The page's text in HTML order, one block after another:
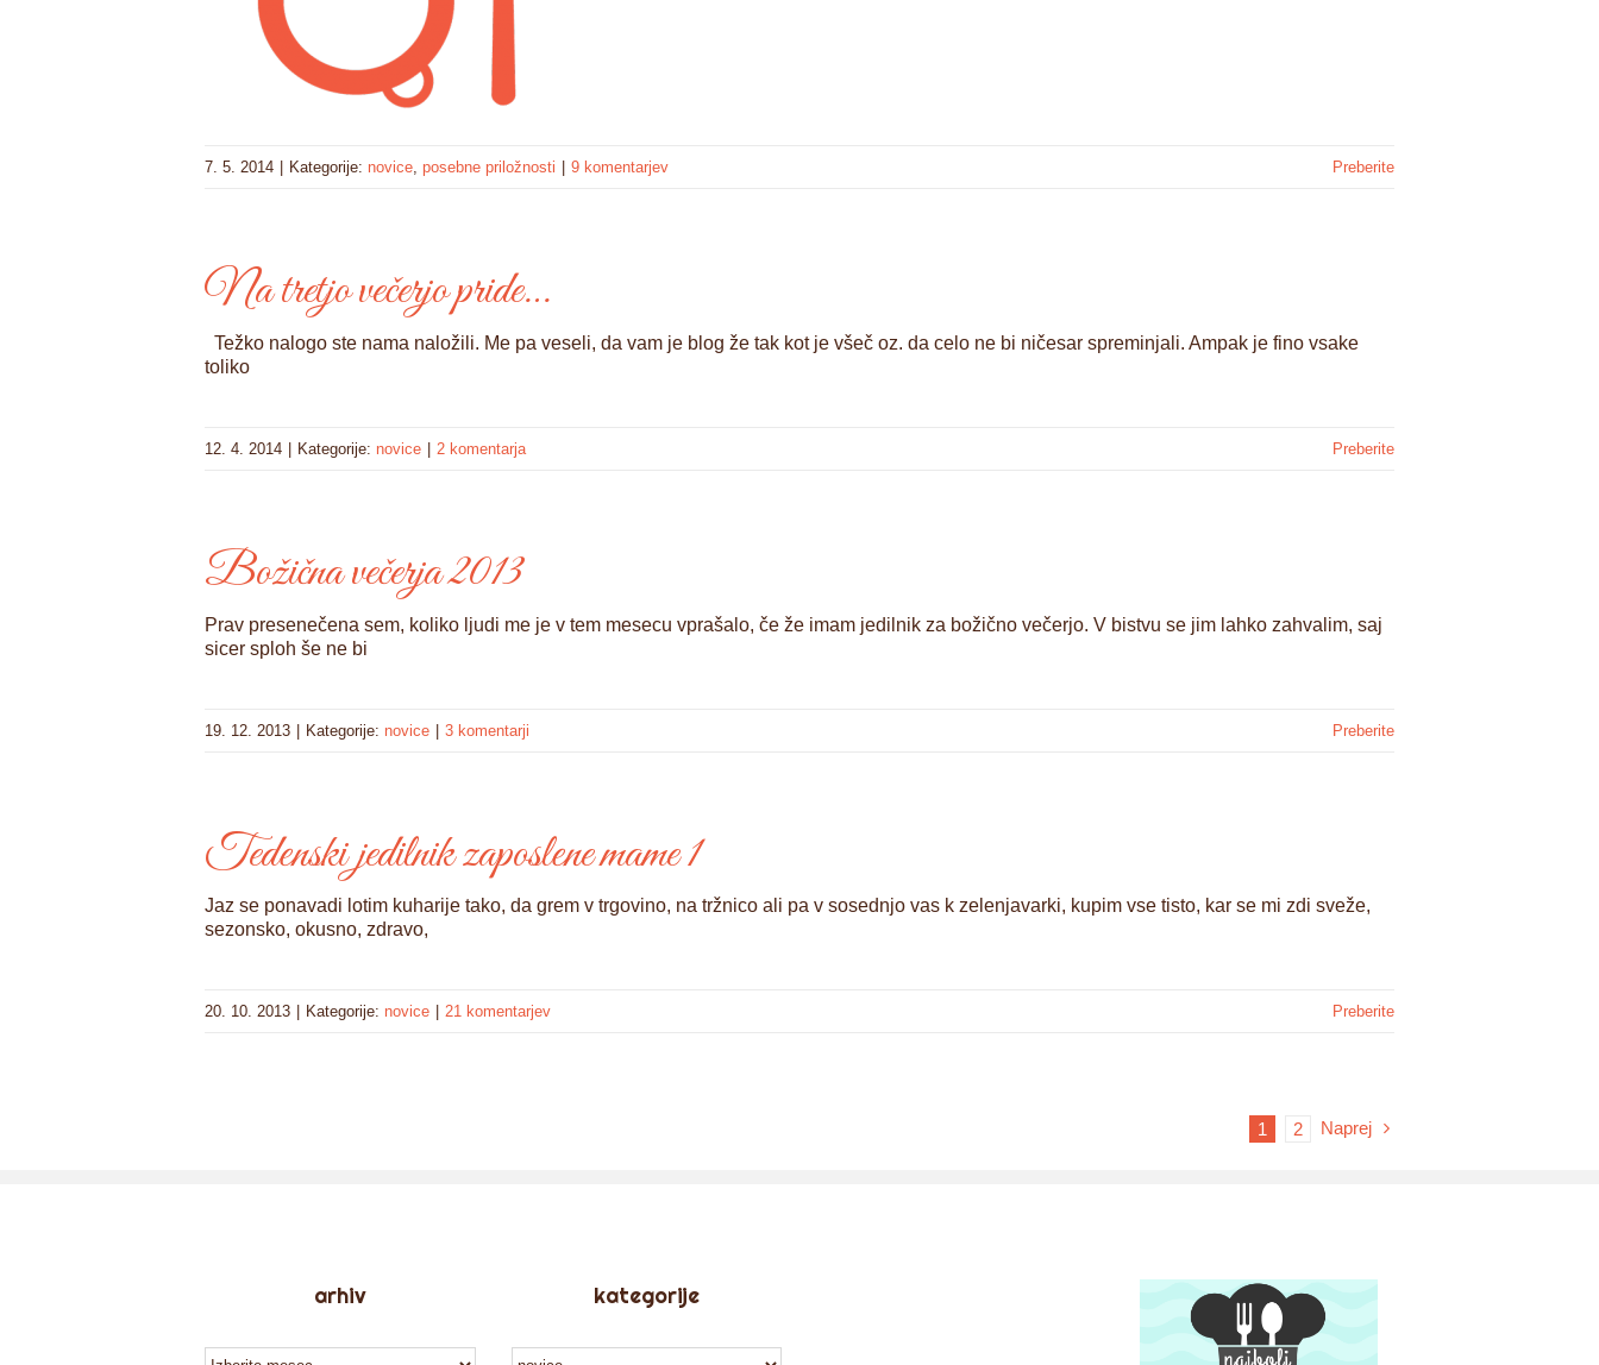
7. 5. 2014 Kategorije: novice, posebne priložnosti 9 komentarjev Preberite
Na tretjo večerjo pride…
Težko nalogo ste nama naložili. Me pa veseli, da vam je blog že tak kot je všeč oz. da celo ne bi ničesar spreminjali. Ampak je fino vsake
toliko
12. 4. 2014 Kategorije: novice 2 komentarja Preberite
Božična večerja 2013
Prav presenečena sem, koliko ljudi me je v tem mesecu vprašalo, če že imam jedilnik za božično večerjo. V bistvu se jim lahko zahvalim, saj
sicer sploh še ne bi
19. 12. 2013 | Kategorije: novice | 3 komentarji Preberite
Tedenski jedilnik zaposlene mame 1
Jaz se ponavadi lotim kuharije tako, da grem v trgovino, na tržnico ali pa v sosednjo vas k zelenjavarki, kupim vse tisto, kar se mi zdi sveže,
sezonsko, okusno, zdravo,
20. 10. 2013 Kategorije: novice 21 komentarjev Preberite
1 2 Naprej
arhiv kategorije